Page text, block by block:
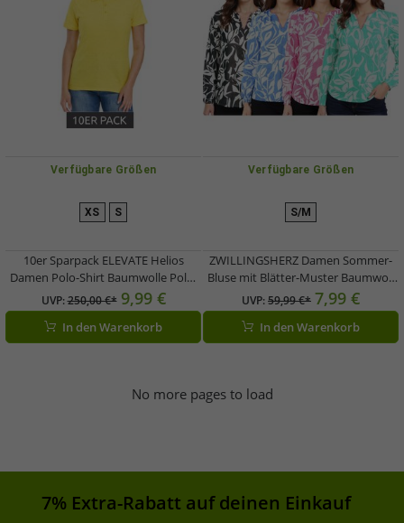
Verfügbare Größen
XS S
10er Sparpack ELEVATE Helios
Damen Polo-Shirt Baumwolle Polo-
Hemd Pique-Strick 180 g/m²
3810710 Gelb
UVP:250,00 €* 9,99 €
In den Warenkorb
Verfügbare Größen
S/M
ZWILLINGSHERZ Damen Sommer-
Bluse mit Blätter-Muster Baumwoll
Langarmshirt 33229 Grün, Schwarz,
Pink oder Blau
UVP:59,99 €* 7,99 €
In den Warenkorb
No more pages to load
7% Extra-Rabatt auf deinen Einkauf